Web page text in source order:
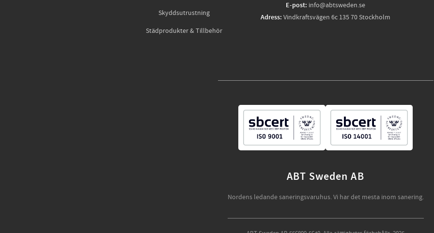
Skyddsutrustning
Städprodukter & Tillbehör
E-post: info@abtsweden.se
Adress: Vindkraftsvägen 6c 135 70 Stockholm
ABT Sweden AB
Nordens ledande saneringsvaruhus. Vi har det mesta inom sanering.